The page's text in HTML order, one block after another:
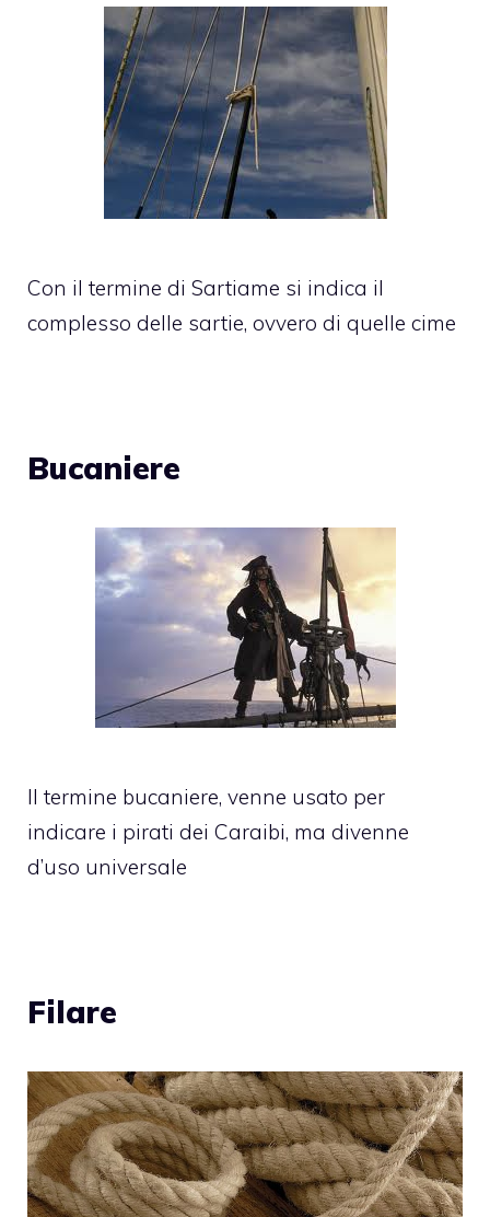
Con il termine di Sartiame si indica il
complesso delle sartie, ovvero di quelle cime
Bucaniere
Il termine bucaniere, venne usato per
indicare i pirati dei Caraibi, ma divenne
d’uso universale
Filare